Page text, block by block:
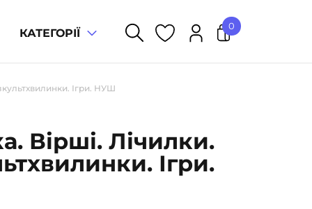
КАТЕГОРІЇ
0
У кошику немає товарів.
Ігри. НУШ
Вірші. Лічилки.
Ігри.